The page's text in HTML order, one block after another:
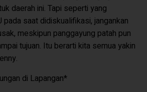
daerah ini. Tapi seperti yang
pada saat didiskualifikasi, jangankan
meskipun panggayung patah pun
tujuan. Itu berarti kita semua yakin
di Lapangan*